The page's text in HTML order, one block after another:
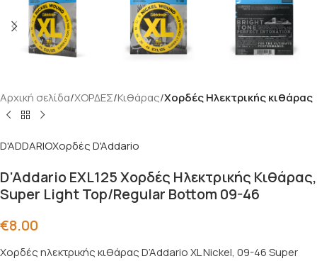
Αρχική σελίδα ΧΟΡΔΕΣ Κιθάρας Χορδές Ηλεκτρικής κιθάρας
D'ADDARIOΧορδές D'Addario
D’Addario EXL125 Χορδές Ηλεκτρικής Κιθάρας,
Super Light Top/Regular Bottom 09-46
€8.00
Χορδές ηλεκτρικής κιθάρας D’Addario XL Nickel, 09-46 Super